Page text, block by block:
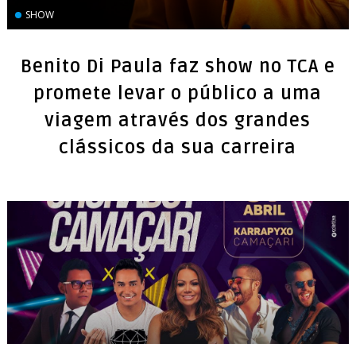
SHOW
Benito Di Paula faz show no TCA e
promete levar o público a uma
viagem através dos grandes
clássicos da sua carreira